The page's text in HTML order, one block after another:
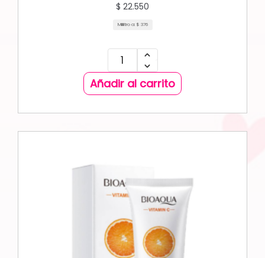
$ 22.550
Mililitro a: $ 376
Añadir al carrito